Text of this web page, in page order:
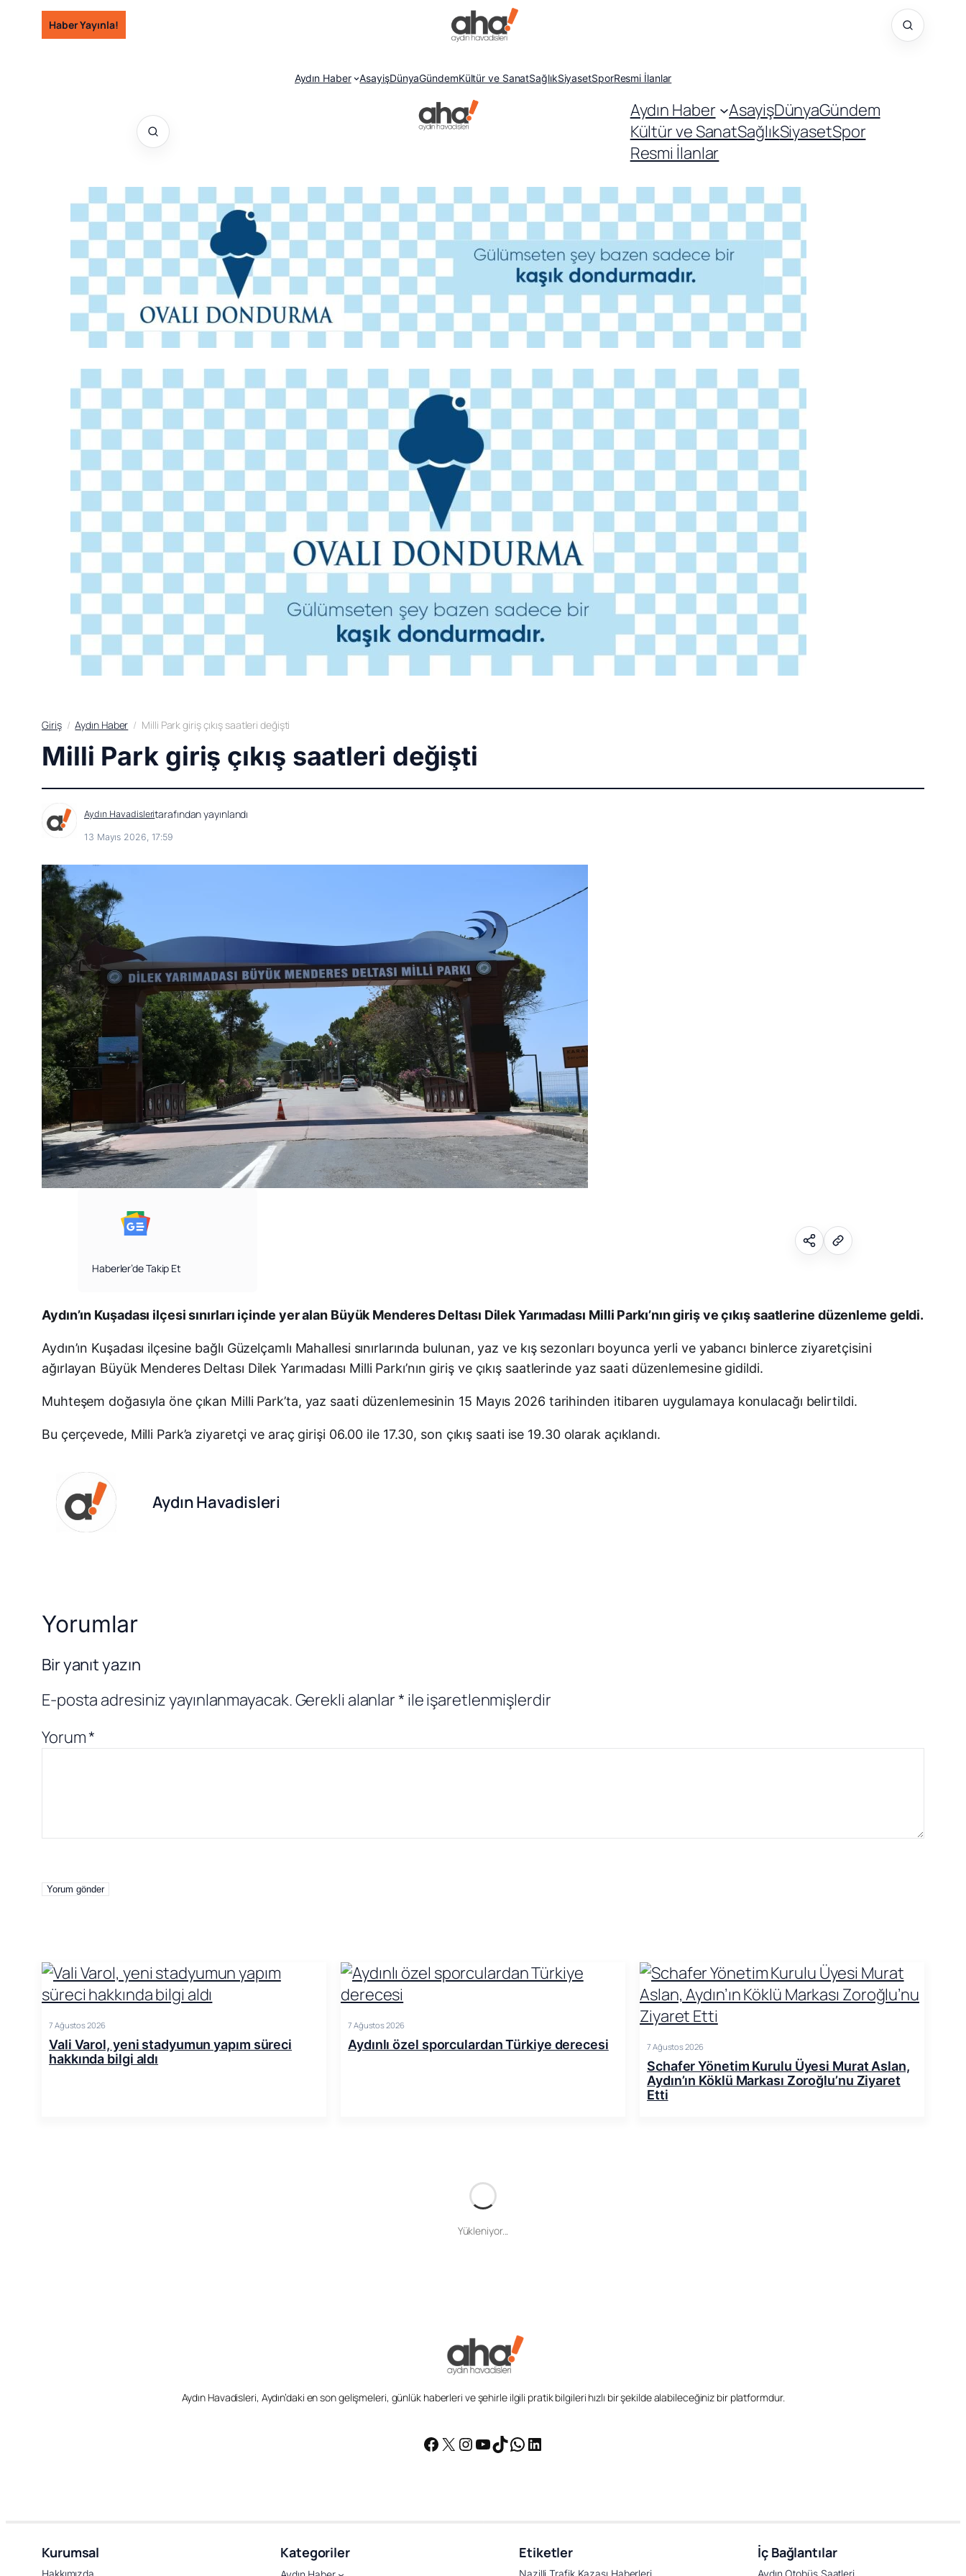
İçeriğeHaber Yayınla!
Aydın Haber AsayişDünyaGündemKültür ve SanatSağlıkSiyasetSporResmi İlanlar
Aydın Haber AsayişDünyaGündem
Kültür ve SanatSağlıkSiyasetSpor
Resmi İlanlar
Giriş Aydın Haber Milli Park giriş çıkış saatleri değişti
Milli Park giriş çıkış saatleri değişti
Aydın Havadisleritarafından yayınlandı
13 Mayıs 2026, 17:59
Haberler’de Takip Et
Facebook
X (Twitter)
Aydın’ın Kuşadası ilçesi sınırları içinde yer alan Büyük Menderes Deltası Dilek Yarımadası Milli Parkı’nın giriş ve çıkış saatlerine düzenleme geldi.
Aydın’ın Kuşadası ilçesine bağlı Güzelçamlı Mahallesi sınırlarında bulunan, yaz ve kış sezonları boyunca yerli ve yabancı binlerce ziyaretçisini
ağırlayan Büyük Menderes Deltası Dilek Yarımadası Milli Parkı’nın giriş ve çıkış saatlerinde yaz saati düzenlemesine gidildi.
Muhteşem doğasıyla öne çıkan Milli Park’ta, yaz saati düzenlemesinin 15 Mayıs 2026 tarihinden itibaren uygulamaya konulacağı belirtildi.
Bu çerçevede, Milli Park’a ziyaretçi ve araç girişi 06.00 ile 17.30, son çıkış saati ise 19.30 olarak açıklandı.
Aydın Havadisleri
Yorumlar
Bir yanıt yazın
E-posta adresiniz yayınlanmayacak.Gerekli alanlar* ile işaretlenmişlerdir
Yorum*
7 Ağustos 2026
Vali Varol, yeni stadyumun yapım süreci
hakkında bilgi aldı
7 Ağustos 2026
Aydınlı özel sporculardan Türkiye derecesi 7 Ağustos 2026
Schafer Yönetim Kurulu Üyesi Murat Aslan,
Aydın’ın Köklü Markası Zoroğlu’nu Ziyaret
Etti
Yükleniyor...
Aydın Havadisleri, Aydın’daki en son gelişmeleri, günlük haberleri ve şehirle ilgili pratik bilgileri hızlı bir şekilde alabileceğiniz bir platformdur.
Facebook
X Instagram
YouTube
TikTok
WhatsApp
LinkedIn
Kurumsal Kategoriler Etiketler İç Bağlantılar